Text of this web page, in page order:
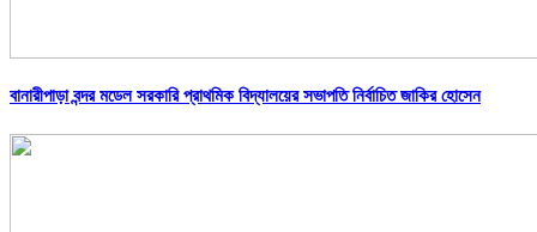
বানারীপাড়া বন্দর মডেল সরকারি প্রাথমিক বিদ্যালয়ের সভাপতি নির্বাচিত জাকির হোসেন